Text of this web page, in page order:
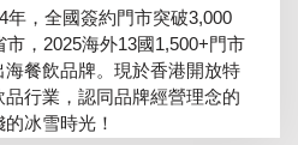
年，全國簽約門市突破3,000
，2025海外13國1,500+門市
餐飲品牌。現於香港開放特
行業，認同品牌經營理念的
冰雪時光！